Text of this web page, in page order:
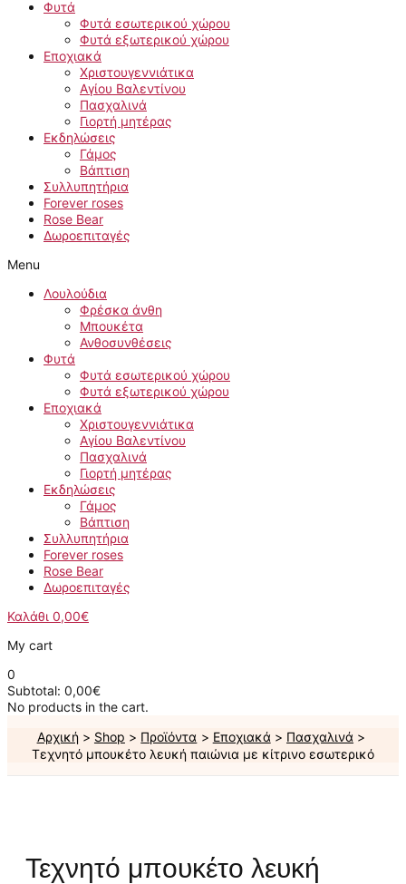
Φυτά
Φυτά εσωτερικού χώρου
Φυτά εξωτερικού χώρου
Εποχιακά
Χριστουγεννιάτικα
Αγίου Βαλεντίνου
Πασχαλινά
Γιορτή μητέρας
Εκδηλώσεις
Γάμος
Βάπτιση
Συλλυπητήρια
Forever roses
Rose Bear
Δωροεπιταγές
Menu
Λουλούδια
Φρέσκα άνθη
Μπουκέτα
Ανθοσυνθέσεις
Φυτά
Φυτά εσωτερικού χώρου
Φυτά εξωτερικού χώρου
Εποχιακά
Χριστουγεννιάτικα
Αγίου Βαλεντίνου
Πασχαλινά
Γιορτή μητέρας
Εκδηλώσεις
Γάμος
Βάπτιση
Συλλυπητήρια
Forever roses
Rose Bear
Δωροεπιταγές
Καλάθι 0,00€
My cart
0
Subtotal: 0,00€
No products in the cart.
Αρχική
Shop Προϊόντα Εποχιακά
Πασχαλινά
Τεχνητό μπουκέτο λευκή παιώνια με κίτρινο εσωτερικό
Τεχνητό μπουκέτο λευκή